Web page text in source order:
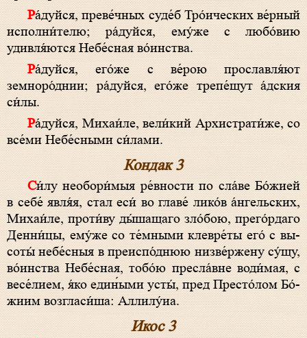
Ра́­дуй­ся, преве́чных суде́б Тро́ических ве́р­ный
исполни́телю; ра́­дуй­ся, ему́­же с лю­бо́­вию
удивля́ются Не­бе́с­ная во́­ин­ства.
Ра́­дуй­ся, его́­же с ве́­рою прославля́ют
земноро́днии; ра́­дуй­ся, его́­же тре­пе́­щут а́дския
си́­лы.
Ра́­дуй­ся, Михаи́ле, ве­ли́­кий Архистрати́же, со
все́­ми Небе́сными си́лами.
Кондак 3
Си́­лу необори́мыя ре́вности по сла́­ве Бо́­жией
в се­бе́ явля́я, стал еси́ во главе́ лико́в а́нгельских,
Михаи́ле, про­ти́­ву ды́шащаго зло́бою, прего́рдаго
Денни́цы, ему́­же со те́мными клевре́ты его́ с вы­
со­ты́ не­бе́с­ныя в преиспо́днюю низве́ржену су́щу,
во́­ин­ства Не­бе́с­ная, то­бо́ю пресла́вне води́мая, с
ве­се́­ли­ем, я́ко еди­н́ы­ми ус­ты́, пред Пре­сто́­лом Бо́­
жи­им возгласи́ша: Алли­лу́иа.
Икос 3